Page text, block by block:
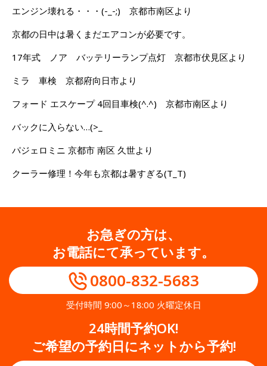
エンジン壊れる・・・(-_-;) 京都市南区より
京都の日中は暑くまだエアコンが必要です。
17年式 ノア バッテリーランプ点灯 京都市伏見区より
ミラ 車検 京都府向日市より
フォード エスケープ 4回目車検(^.^) 京都市南区より
バックに入らない…(>_
パジェロミニ 京都市 南区 久世より
クーラー修理！今年も京都は暑すぎる(T_T)
お急ぎの方は、
お電話にて承っています。
0800-832-5683
受付時間 9:00～18:00 火曜定休日
24時間予約OK!
ご希望の予約日にネットから予約!